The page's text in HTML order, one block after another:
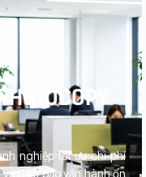
nghiệp tối ưu chi phí
đảm bảo vận hành ổn